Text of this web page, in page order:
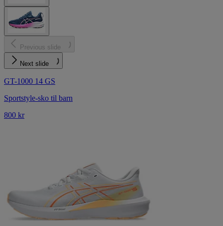
Previous slide
Next slide
GT-1000 14 GS
Sportstyle-sko til barn
800 kr